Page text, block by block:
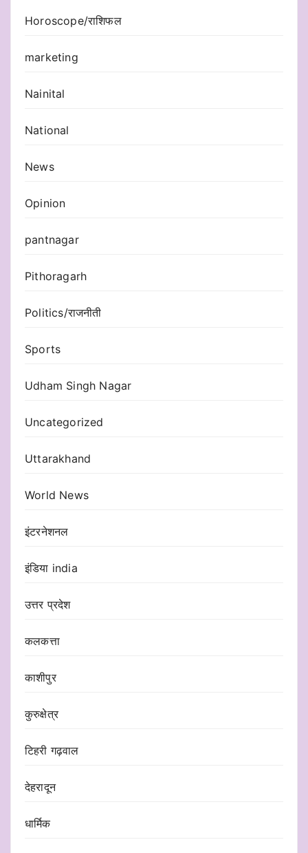
Horoscope/राशिफल
marketing
Nainital
National
News
Opinion
pantnagar
Pithoragarh
Politics/राजनीती
Sports
Udham Singh Nagar
Uncategorized
Uttarakhand
World News
इंटरनेशनल
इंडिया india
उत्तर प्रदेश
कलकत्ता
काशीपुर
कुरुक्षेत्र
टिहरी गढ़वाल
देहरादून
धार्मिक